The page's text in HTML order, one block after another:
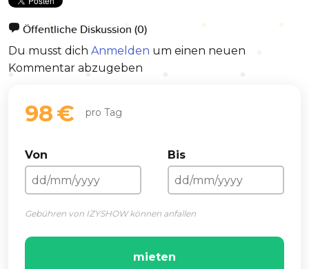
Öffentliche Diskussion (0)
Du musst dich Anmelden um einen neuen
Kommentar abzugeben
98 € pro Tag
Von Bis
Gebühren von IZYSHOW können anfallen
mieten